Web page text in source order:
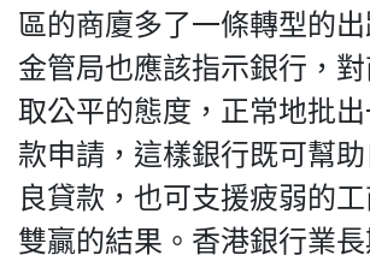
區的商廈多了一條轉型的出
金管局也應該指示銀行，
取公平的態度，正常地批
款申請，這樣銀行既可幫
良貸款，也可支援疲弱的
雙贏的結果。香港銀行業